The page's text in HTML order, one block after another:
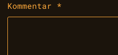
Kommentar *